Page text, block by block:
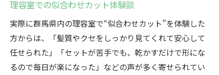
理容室での似合わせカット体験談
実際に群馬県内の理容室で“似合わせカット”を体験した
方からは、「髪質やクセをしっかり見てくれて安心して
任せられた」「セットが苦手でも、乾かすだけで形にな
るので毎日が楽になった」などの声が多く寄せられてい